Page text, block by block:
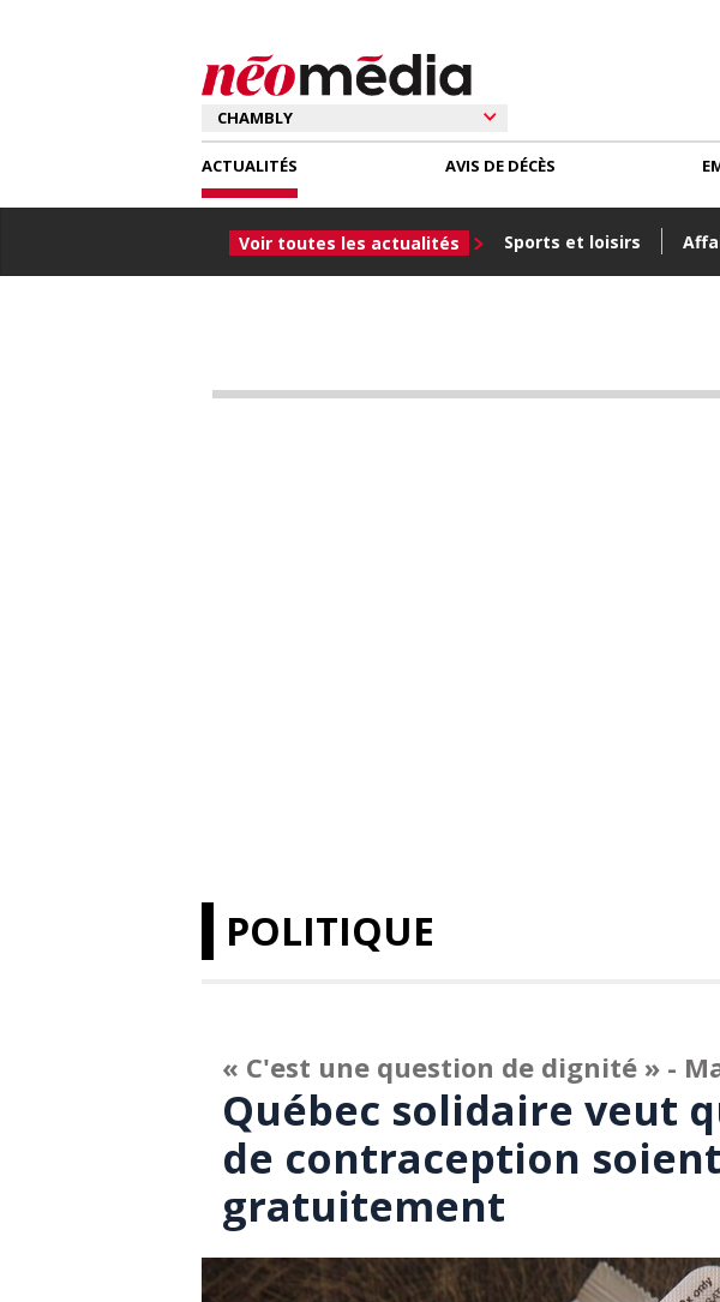
ACTUALITÉS
Voir toutes les actualités Sports et loisirs
AVIS DE DÉCÈS
POLITIQUE
« C'est une question de dignité » -
Québec solidaire veut
de contraception
gratuitement